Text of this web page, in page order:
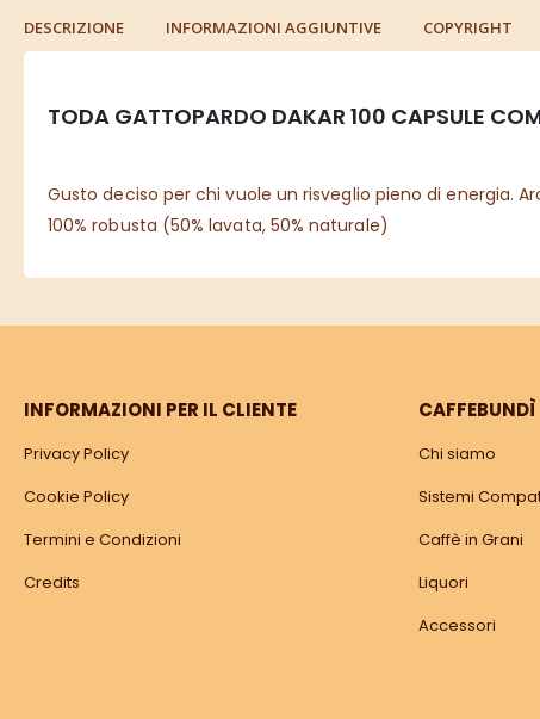
DESCRIZIONE INFORMAZIONI AGGIUNTIVE COPYRIGHT
TODA GATTOPARDO DAKAR 100 CAPSULE
Gusto deciso per chi vuole un risveglio pieno di energia.
100% robusta (50% lavata, 50% naturale)
INFORMAZIONI PER IL CLIENTE
Privacy Policy
Cookie Policy
Termini e Condizioni
Credits
CAFFEBUNDÌ
Chi siamo
Sistemi
Caffè in Grani
Liquori
Accessori